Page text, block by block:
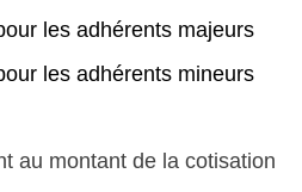
les adhérents majeurs
les adhérents mineurs
au montant de la cotisation